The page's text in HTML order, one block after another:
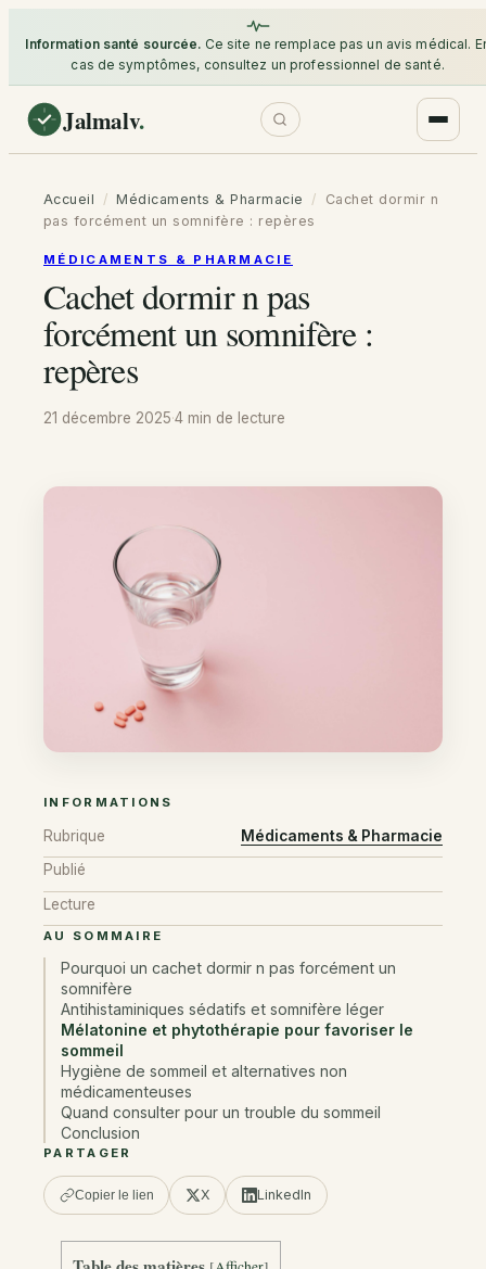
Information santé sourcée. Ce site ne remplace pas un avis médical.
cas de symptômes, consultez un professionnel de santé.
Jalmalv.
Accueil / Médicaments & Pharmacie /
Cachet dormir n
pas forcément un somnifère : repères
MÉDICAMENTS & PHARMACIE
Cachet dormir n pas
forcément un somnifère :
repères
21 décembre 2025·4 min de lecture
INFORMATIONS
Rubrique
Médicaments & Pharmacie
Publié
Lecture
AU SOMMAIRE
Pourquoi un cachet dormir n pas forcément un
somnifère
Antihistaminiques sédatifs et somnifère léger
Mélatonine et phytothérapie pour favoriser le
sommeil
Hygiène de sommeil et alternatives non
médicamenteuses
Quand consulter pour un trouble du sommeil
Conclusion
PARTAGER
Copier le lien X LinkedIn